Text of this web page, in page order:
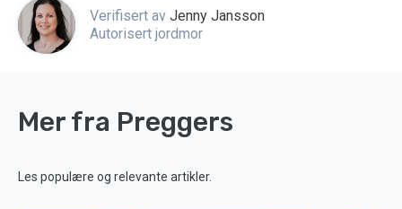
Verifisert av Jenny Jansson
Autorisert jordmor
Mer fra Preggers
Les populære og relevante artikler.